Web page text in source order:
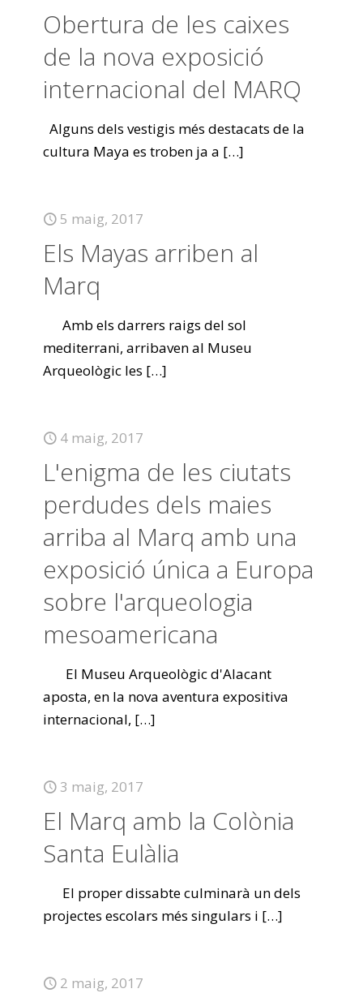
Obertura de les caixes
de la nova exposició
internacional del MARQ
Alguns dels vestigis més destacats de la
cultura Maya es troben ja a […]
5 maig, 2017
Els Mayas arriben al
Marq
Amb els darrers raigs del sol
mediterrani, arribaven al Museu
Arqueològic les […]
4 maig, 2017
L'enigma de les ciutats
perdudes dels maies
arriba al Marq amb una
exposició única a Europa
sobre l'arqueologia
mesoamericana
El Museu Arqueològic d'Alacant
aposta, en la nova aventura expositiva
internacional, […]
3 maig, 2017
El Marq amb la Colònia
Santa Eulàlia
El proper dissabte culminarà un dels
projectes escolars més singulars i […]
2 maig, 2017